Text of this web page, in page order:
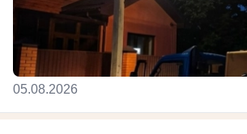
05.08.2026